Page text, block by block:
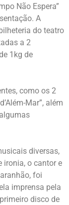
Não Espera”
A
do teatro
a 2
1kg de
como os 2
Mar”, além
diversas,
ironia, o cantor e
foi
imprensa pela
disco de